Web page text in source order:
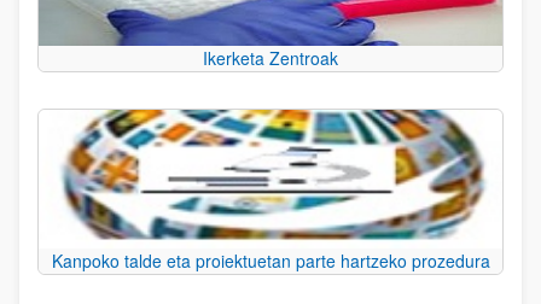
Ikerketa Zentroak
Kanpoko talde eta proiektuetan parte hartzeko prozedura